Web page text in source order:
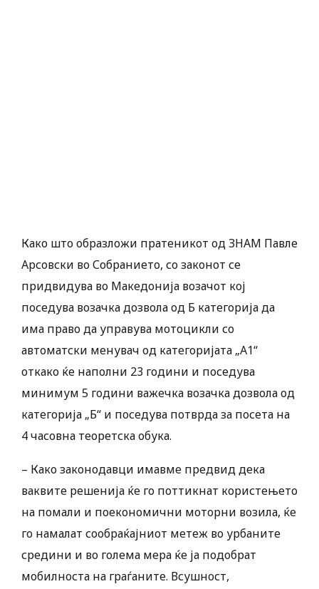
Како што образложи пратеникот од ЗНАМ Павле
Арсовски во Собранието, со законот се
придвидува во Македонија возачот кој
поседува возачка дозвола од Б категорија да
има право да управува мотоцикли со
автоматски менувач од категоријата „А1“
откако ќе наполни 23 години и поседува
минимум 5 години важечка возачка дозвола од
категорија „Б“ и поседува потврда за посета на
4 часовна теоретска обука.
– Како законодавци имавме предвид дека
ваквите решенија ќе го поттикнат користењето
на помали и поекономични моторни возила, ќе
го намалат сообраќајниот метеж во урбаните
средини и во голема мера ќе ја подобрат
мобилноста на граѓаните. Всушност,